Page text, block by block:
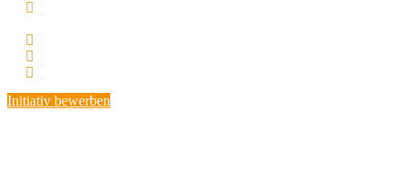
Initiativ bewerben